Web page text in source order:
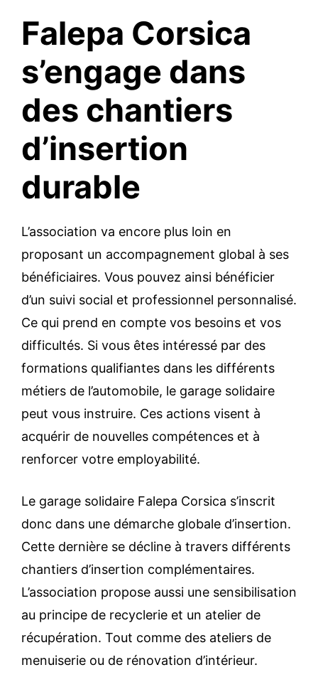
Falepa Corsica
s’engage dans
des chantiers
d’insertion
durable
L’association va encore plus loin en
proposant un accompagnement global à ses
bénéficiaires. Vous pouvez ainsi bénéficier
d’un suivi social et professionnel personnalisé.
Ce qui prend en compte vos besoins et vos
difficultés. Si vous êtes intéressé par des
formations qualifiantes dans les différents
métiers de l’automobile, le garage solidaire
peut vous instruire. Ces actions visent à
acquérir de nouvelles compétences et à
renforcer votre employabilité.
Le garage solidaire Falepa Corsica s’inscrit
donc dans une démarche globale d’insertion.
Cette dernière se décline à travers différents
chantiers d’insertion complémentaires.
L’association propose aussi une sensibilisation
au principe de recyclerie et un atelier de
récupération. Tout comme des ateliers de
menuiserie ou de rénovation d’intérieur.